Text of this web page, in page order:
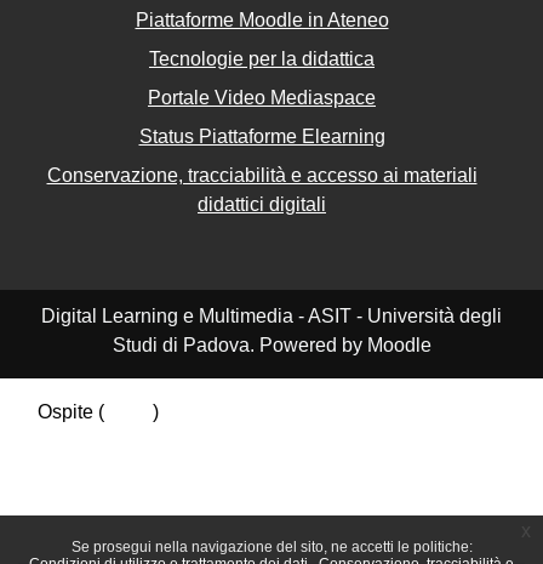
Se prosegui nella navigazione del sito, ne accetti le politiche:
Piattaforme Moodle in Ateneo
Tecnologie per la didattica
Portale Video Mediaspace
Status Piattaforme Elearning
Conservazione, tracciabilità e accesso ai materiali
didattici digitali
Digital Learning e Multimedia - ASIT - Università degli
Studi di Padova. Powered by Moodle
Ospite (
)